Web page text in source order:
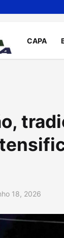
CAPA
18, 2026